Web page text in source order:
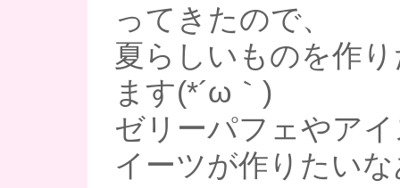
ってきたので、
夏らしいものを作
ます(*´ω｀)
ゼリーパフェやア
イーツが作りたい